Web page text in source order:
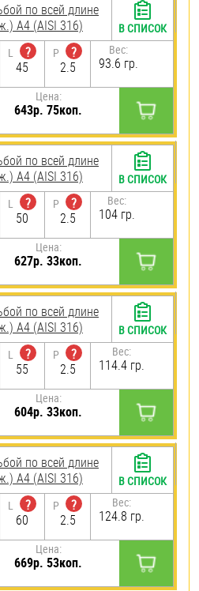
по всей длине
A4 (AISI 316)
L
?
45
P
?
2.5
Вес:
93.6 гр.
Цена:
643р. 75коп.
В СПИСОК
по всей длине
A4 (AISI 316)
L
?
50
P
?
2.5
Вес:
104 гр.
Цена:
627р. 33коп.
В СПИСОК
по всей длине
A4 (AISI 316)
L
?
55
P
?
2.5
Вес:
114.4 гр.
Цена:
604р. 33коп.
В СПИСОК
по всей длине
A4 (AISI 316)
L
?
60
P
?
2.5
Вес:
124.8 гр.
Цена:
669р. 53коп.
В СПИСОК